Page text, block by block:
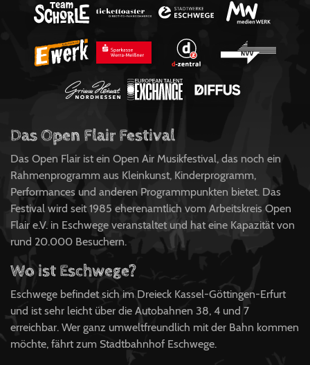
Das Open Flair Festival
Das Open Flair ist ein Open Air Musikfestival, das noch ein
Rahmenprogramm aus Kleinkunst, Kinderprogramm,
Performances und anderen Programmpunkten bietet. Das
Festival wird seit 1985 eherenamtlich vom Arbeitskreis Open
Flair e.V. in Eschwege veranstaltet und hat eine Kapazität von
rund 20.000 Besuchern.
Wo ist Eschwege?
Eschwege befindet sich im Dreieck Kassel-Göttingen-Erfurt
und ist sehr leicht über die Autobahnen 38, 4 und 7
erreichbar. Wer ganz umweltfreundlich mit der Bahn kommen
möchte, fährt zum Stadtbahnhof Eschwege.